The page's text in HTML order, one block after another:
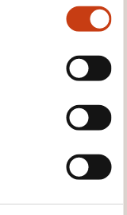
UTILISÉES